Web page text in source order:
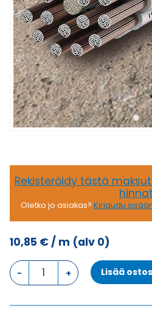
Rekisteröidy tästä
hinnat
Oletko jo asiakas? Kirjaudu
10,85 €/ m (alv 0)
Ketjukaapeli
ROBOSCHLEPP-
7G1,0
Lisää